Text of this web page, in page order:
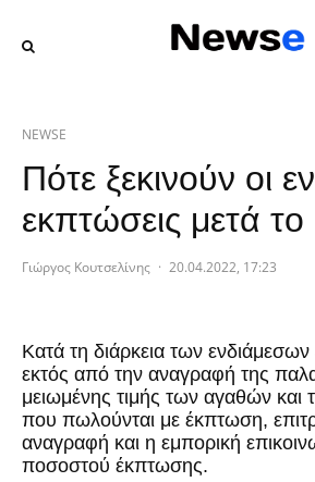
NEWSE
Πότε ξεκινούν οι
εκπτώσεις μετά
Γιώργος Κουτσελίνης · 20.04.2022, 17:23
Κατά τη διάρκεια των
εκτός από την αναγραφή της
μειωμένης τιμής των αγαθών
που πωλούνται με έκπτωση,
αναγραφή και η εμπορική
ποσοστού έκπτωσης.